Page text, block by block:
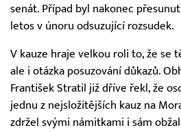
senát. Případ byl nakonec
letos v únoru odsuzující rozsudek.
V kauze hraje velkou roli to, že se
ale i otázka posuzování důkazů.
František Stratil již dříve řekl, že
jednu z nejsložitějších kauz na
zdržel svými námitkami i sám